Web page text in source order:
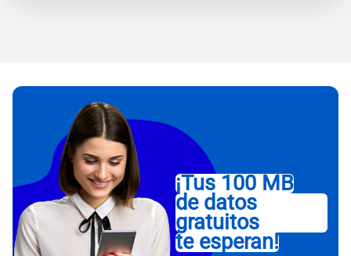
¡Tus 100 MB
de datos
gratuitos
te esperan!